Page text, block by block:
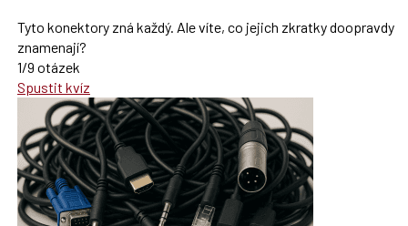
Tyto konektory zná každý. Ale víte, co jejich zkratky doopravdy
znamenají?
1/9 otázek
Spustit kvíz